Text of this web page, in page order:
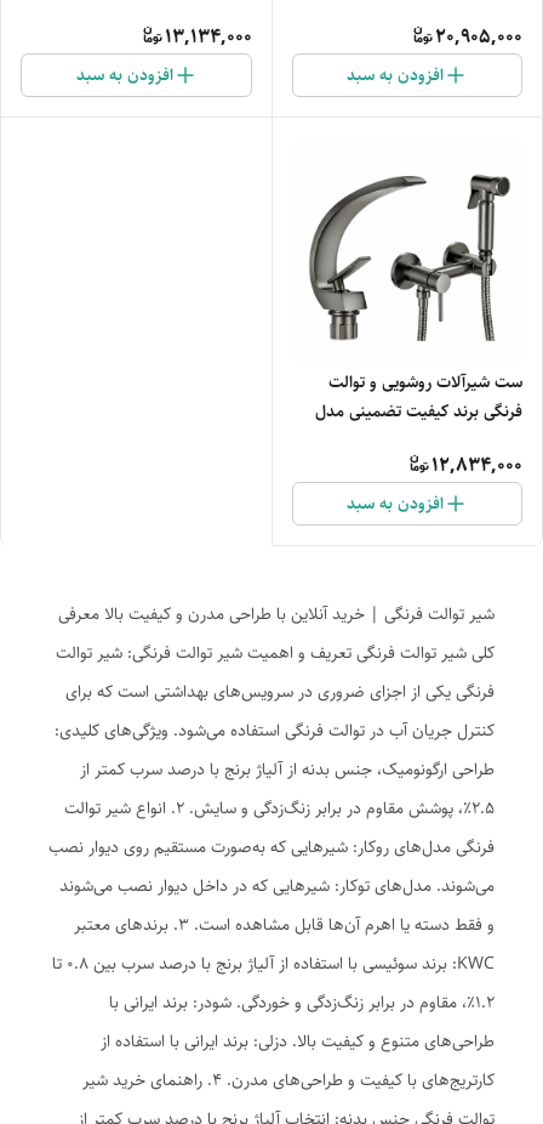
20,905,000
افزودن به سبد
13,134,000
افزودن به سبد
ست شیرآلات روشویی و توالت
فرنگی برند کیفیت تضمینی مدل
12,834,000
افزودن به سبد
شیر توالت فرنگی | خرید آنلاین با طراحی مدرن و کیفیت بالا معرفی
کلی شیر توالت فرنگی تعریف و اهمیت شیر توالت فرنگی: شیر توالت
فرنگی یکی از اجزای ضروری در سرویس‌های بهداشتی است که برای
کنترل جریان آب در توالت فرنگی استفاده می‌شود. ویژگی‌های کلیدی:
طراحی ارگونومیک، جنس بدنه از آلیاژ برنج با درصد سرب کمتر از
۲.۵٪، پوشش مقاوم در برابر زنگ‌زدگی و سایش. 2. انواع شیر توالت
فرنگی مدل‌های روکار: شیرهایی که به‌صورت مستقیم روی دیوار نصب
می‌شوند. مدل‌های توکار: شیرهایی که در داخل دیوار نصب می‌شوند
و فقط دسته یا اهرم آن‌ها قابل مشاهده است. 3. برندهای معتبر
KWC: برند سوئیسی با استفاده از آلیاژ برنج با درصد سرب بین ۰.۸ تا
۱.۲٪، مقاوم در برابر زنگ‌زدگی و خوردگی. شودر: برند ایرانی با
طراحی‌های متنوع و کیفیت بالا. دزلی: برند ایرانی با استفاده از
کارتریج‌های با کیفیت و طراحی‌های مدرن. 4. راهنمای خرید شیر
توالت فرنگی جنس بدنه: انتخاب آلیاژ برنج با درصد سرب کمتر از